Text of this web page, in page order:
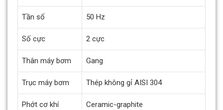
Tần số 50 Hz
Số cực 2 cực
Thân máy bơm Gang
Trục máy bơm Thép không gỉ AISI 304
Phớt cơ khí Ceramic-graphite